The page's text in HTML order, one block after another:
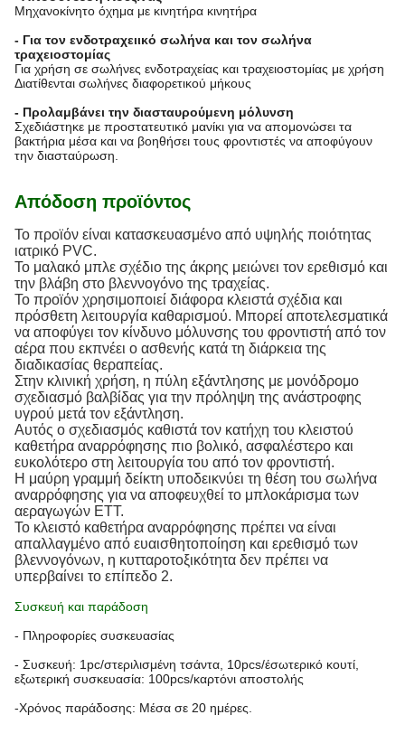
Μηχανοκίνητο όχημα με κινητήρα κινητήρα
- Για τον ενδοτραχειικό σωλήνα και τον σωλήνα
τραχειοστομίας
Για χρήση σε σωλήνες ενδοτραχείας και τραχειοστομίας με χρήση
Διατίθενται σωλήνες διαφορετικού μήκους
- Προλαμβάνει την διασταυρούμενη μόλυνση
Σχεδιάστηκε με προστατευτικό μανίκι για να απομονώσει τα
βακτήρια μέσα και να βοηθήσει τους φροντιστές να αποφύγουν
την διασταύρωση.
Απόδοση προϊόντος
Το προϊόν είναι κατασκευασμένο από υψηλής ποιότητας
ιατρικό PVC.
Το μαλακό μπλε σχέδιο της άκρης μειώνει τον ερεθισμό και
την βλάβη στο βλεννογόνο της τραχείας.
Το προϊόν χρησιμοποιεί διάφορα κλειστά σχέδια και
πρόσθετη λειτουργία καθαρισμού. Μπορεί αποτελεσματικά
να αποφύγει τον κίνδυνο μόλυνσης του φροντιστή από τον
αέρα που εκπνέει ο ασθενής κατά τη διάρκεια της
διαδικασίας θεραπείας.
Στην κλινική χρήση, η πύλη εξάντλησης με μονόδρομο
σχεδιασμό βαλβίδας για την πρόληψη της ανάστροφης
υγρού μετά τον εξάντληση.
Αυτός ο σχεδιασμός καθιστά τον κατήχη του κλειστού
καθετήρα αναρρόφησης πιο βολικό, ασφαλέστερο και
ευκολότερο στη λειτουργία του από τον φροντιστή.
Η μαύρη γραμμή δείκτη υποδεικνύει τη θέση του σωλήνα
αναρρόφησης για να αποφευχθεί το μπλοκάρισμα των
αεραγωγών ETT.
Το κλειστό καθετήρα αναρρόφησης πρέπει να είναι
απαλλαγμένο από ευαισθητοποίηση και ερεθισμό των
βλεννογόνων, η κυτταροτοξικότητα δεν πρέπει να
υπερβαίνει το επίπεδο 2.
Συσκευή και παράδοση
- Πληροφορίες συσκευασίας
- Συσκευή: 1pc/στεριλισμένη τσάντα, 10pcs/έσωτερικό κουτί,
εξωτερική συσκευασία: 100pcs/καρτόνι αποστολής
-Χρόνος παράδοσης: Μέσα σε 20 ημέρες.